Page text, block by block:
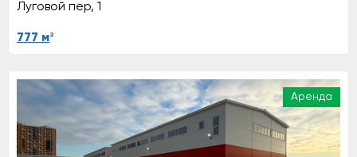
Луговой пер, 1
777 м2
Аренда